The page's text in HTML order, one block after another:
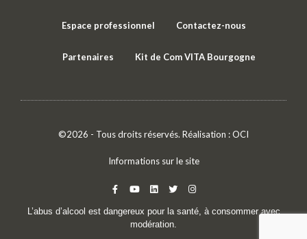
Espace professionnel Contactez-nous
Partenaires Kit de Com VITA Bourgogne
©2026 - Tous droits réservés. Réalisation :OCI
Informations sur le site
L’abus d’alcool est dangereux pour la santé, à consommer avec
modération.